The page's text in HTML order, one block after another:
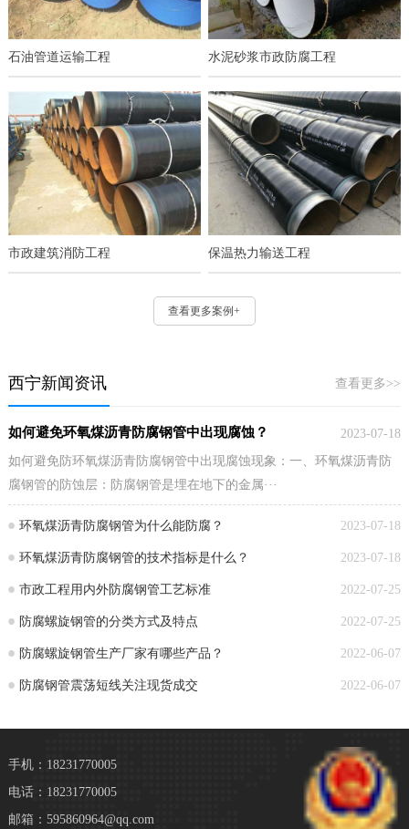
石油管道运输工程 水泥砂浆市政防腐工程
市政建筑消防工程 保温热力输送工程
查看更多案例+
查看更多>>
西宁新闻资讯
2023-07-18
如何避免环氧煤沥青防腐钢管中出现腐蚀？
如何避免防环氧煤沥青防腐钢管中出现腐蚀现象：一、环氧煤沥青防
腐钢管的防蚀层：防腐钢管是埋在地下的金属···
2023-07-18
环氧煤沥青防腐钢管为什么能防腐？
2023-07-18
环氧煤沥青防腐钢管的技术指标是什么？
2022-07-25
市政工程用内外防腐钢管工艺标准
2022-07-25
防腐螺旋钢管的分类方式及特点
2022-06-07
防腐螺旋钢管生产厂家有哪些产品？
2022-06-07
防腐钢管震荡短线关注现货成交
手机：18231770005
电话：18231770005
邮箱：595860964@qq.com